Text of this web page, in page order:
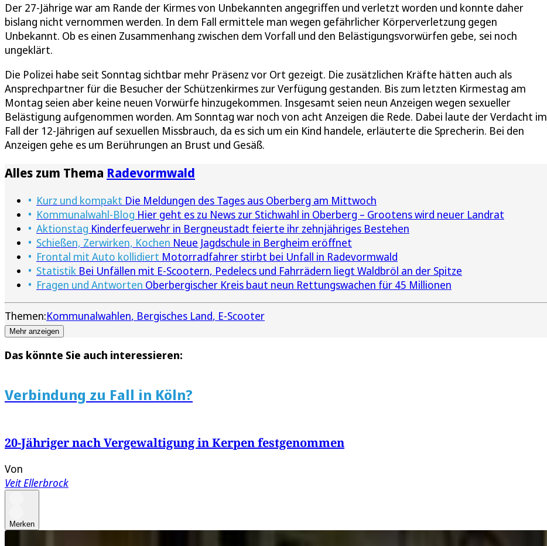
Der 27-Jährige war am Rande der Kirmes von Unbekannten angegriffen und verletzt worden und konnte daher
bislang nicht vernommen werden. In dem Fall ermittele man wegen gefährlicher Körperverletzung gegen
Unbekannt. Ob es einen Zusammenhang zwischen dem Vorfall und den Belästigungsvorwürfen gebe, sei noch
ungeklärt.
Die Polizei habe seit Sonntag sichtbar mehr Präsenz vor Ort gezeigt. Die zusätzlichen Kräfte hätten auch als
Ansprechpartner für die Besucher der Schützenkirmes zur Verfügung gestanden. Bis zum letzten Kirmestag am
Montag seien aber keine neuen Vorwürfe hinzugekommen. Insgesamt seien neun Anzeigen wegen sexueller
Belästigung aufgenommen worden. Am Sonntag war noch von acht Anzeigen die Rede. Dabei laute der Verdacht im
Fall der 12-Jährigen auf sexuellen Missbrauch, da es sich um ein Kind handele, erläuterte die Sprecherin. Bei den
Anzeigen gehe es um Berührungen an Brust und Gesäß.
Alles zum Thema Radevormwald
Kurz und kompakt Die Meldungen des Tages aus Oberberg am Mittwoch
Kommunalwahl-Blog Hier geht es zu News zur Stichwahl in Oberberg – Grootens wird neuer Landrat
Aktionstag Kinderfeuerwehr in Bergneustadt feierte ihr zehnjähriges Bestehen
Schießen, Zerwirken, Kochen Neue Jagdschule in Bergheim eröffnet
Frontal mit Auto kollidiert Motorradfahrer stirbt bei Unfall in Radevormwald
Statistik Bei Unfällen mit E-Scootern, Pedelecs und Fahrrädern liegt Waldbröl an der Spitze
Fragen und Antworten Oberbergischer Kreis baut neun Rettungswachen für 45 Millionen
Themen:Kommunalwahlen Bergisches Land E-Scooter
Mehr anzeigen
Das könnte Sie auch interessieren:
Verbindung zu Fall in Köln?
20-Jähriger nach Vergewaltigung in Kerpen festgenommen
Von
Veit Ellerbrock
Merken